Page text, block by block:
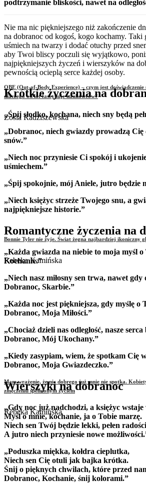
OBE (Out-of-Body Experience) – czym jest doświadczenie
dlaczego od lat fascynuje naukowców?
Zosia Radziszewska
Bonnie Tyler nie żyje. Świat żegna najbardziej ikoniczny
Rebeka Kamińska
Mam wrażenie, że nic dobrego już mnie nie spotka.
zmęczeniu spełnionym życiem
Rebeka Kamińska
podtrzymanie bliskości, nawet na
Nie ma nic piękniejszego niż zakończenie
na dobranoc od kogoś, kogo kochamy. Taki
uśmiech na twarzy i dodać otuchy przed
aby Twoi bliscy poczuli się wyjątkowo,
najpiękniejszych życzeń i wierszyków na
pewnością ocieplą serce każdej osoby.
Krótkie życzenia na
„Śpij słodko, kochana, niech sny będą
„Dobranoc, niech gwiazdy prowadzą
snów.”
„Niech noc przyniesie Ci spokój i
uśmiechem.”
„Śpij spokojnie, mój Aniele, jutro będzie
„Niech księżyc strzeże Twojego snu, a
najpiękniejsze historie.”
Romantyczne życzenia na
„Każda gwiazda na niebie to moja myśl
Kochanie.”
„Niech nasz miłosny sen trwa, nawet gdy
Dobranoc, Skarbie.”
„Każda noc jest piękniejsza, gdy myślę o
Dobranoc, Moja Miłości.”
„Chociaż dzieli nas odległość, nasze
Dobranoc, Mój Ukochany.”
„Kiedy zasypiam, wiem, że spotkam Cię
Dobranoc, Moja Gwiazdeczko.”
Wierszyki na dobranoc
„Gdy noc już nadchodzi, a księżyc wstaje
Myśl o mnie, kochanie, ja o Tobie marzę.
Niech sen Twój będzie lekki, pełen
A jutro niech przyniesie nowe
„Poduszka miękka, kołdra cieplutka,
Niech sen Cię otuli jak bajka krótka.
Śnij o pięknych chwilach, które przed
Dobranoc, Kochanie, śnij kolorami.”